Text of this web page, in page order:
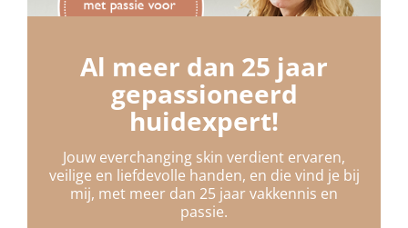
Al meer dan 25 jaar
gepassioneerd
huidexpert!
Jouw everchanging skin verdient ervaren,
veilige en liefdevolle handen, en die vind je bij
mij, met meer dan 25 jaar vakkennis en
passie.